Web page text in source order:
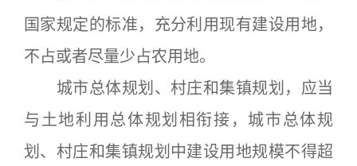
国家规定的标准，充分利用现有建设用地，
不占或者尽量少占农用地。
城市总体规划、村庄和集镇规划，应当
与土地利用总体规划相衔接，城市总体规
划、村庄和集镇规划中建设用地规模不得超